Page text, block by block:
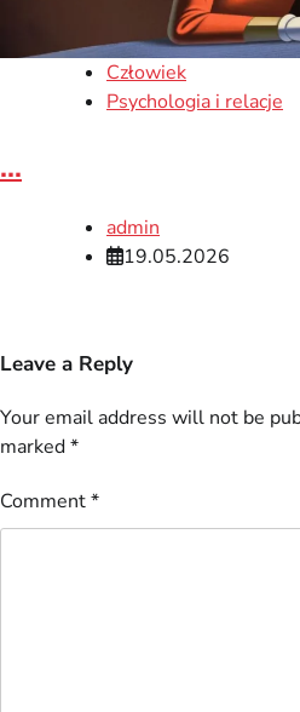
Człowiek
Psychologia i relacje
...
admin
19.05.2026
Leave a Reply
Your email address will not be
marked*
Comment*